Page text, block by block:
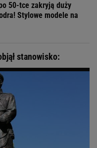
50-tce zakryją duży
Stylowe modele na
stanowisko: